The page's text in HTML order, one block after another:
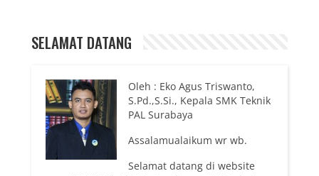
SELAMAT DATANG
Oleh : Eko Agus Triswanto,
S.Pd.,S.Si., Kepala SMK Teknik
PAL Surabaya
Assalamualaikum wr wb.
Selamat datang di website